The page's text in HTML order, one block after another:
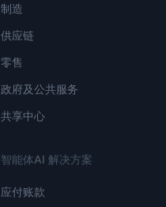
制造
供应链
零售
政府及公共服务
共享中心
智能体AI 解决方案
应付账款